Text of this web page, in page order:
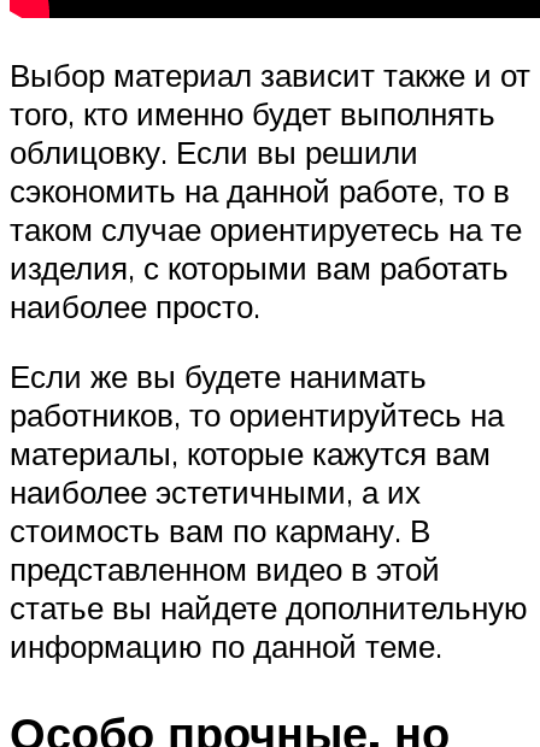
Выбор материал зависит также и от
того, кто именно будет выполнять
облицовку. Если вы решили
сэкономить на данной работе, то в
таком случае ориентируетесь на те
изделия, с которыми вам работать
наиболее просто.
Если же вы будете нанимать
работников, то ориентируйтесь на
материалы, которые кажутся вам
наиболее эстетичными, а их
стоимость вам по карману. В
представленном видео в этой
статье вы найдете дополнительную
информацию по данной теме.
Особо прочные, но